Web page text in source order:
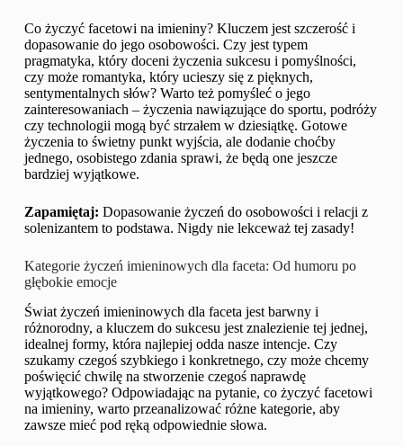
Co życzyć facetowi na imieniny? Kluczem jest szczerość i
dopasowanie do jego osobowości. Czy jest typem
pragmatyka, który doceni życzenia sukcesu i pomyślności,
czy może romantyka, który ucieszy się z pięknych,
sentymentalnych słów? Warto też pomyśleć o jego
zainteresowaniach – życzenia nawiązujące do sportu, podróży
czy technologii mogą być strzałem w dziesiątkę. Gotowe
życzenia to świetny punkt wyjścia, ale dodanie choćby
jednego, osobistego zdania sprawi, że będą one jeszcze
bardziej wyjątkowe.
Zapamiętaj: Dopasowanie życzeń do osobowości i relacji z
solenizantem to podstawa. Nigdy nie lekceważ tej zasady!
Kategorie życzeń imieninowych dla faceta: Od humoru po
głębokie emocje
Świat życzeń imieninowych dla faceta jest barwny i
różnorodny, a kluczem do sukcesu jest znalezienie tej jednej,
idealnej formy, która najlepiej odda nasze intencje. Czy
szukamy czegoś szybkiego i konkretnego, czy może chcemy
poświęcić chwilę na stworzenie czegoś naprawdę
wyjątkowego? Odpowiadając na pytanie, co życzyć facetowi
na imieniny, warto przeanalizować różne kategorie, aby
zawsze mieć pod ręką odpowiednie słowa.